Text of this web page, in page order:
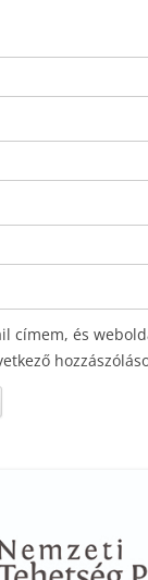
címem, és